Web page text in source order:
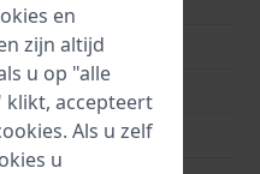
mm
mm
mm
en
zijn altijd
u op "alle
klikt, accepteert
Als u zelf
u